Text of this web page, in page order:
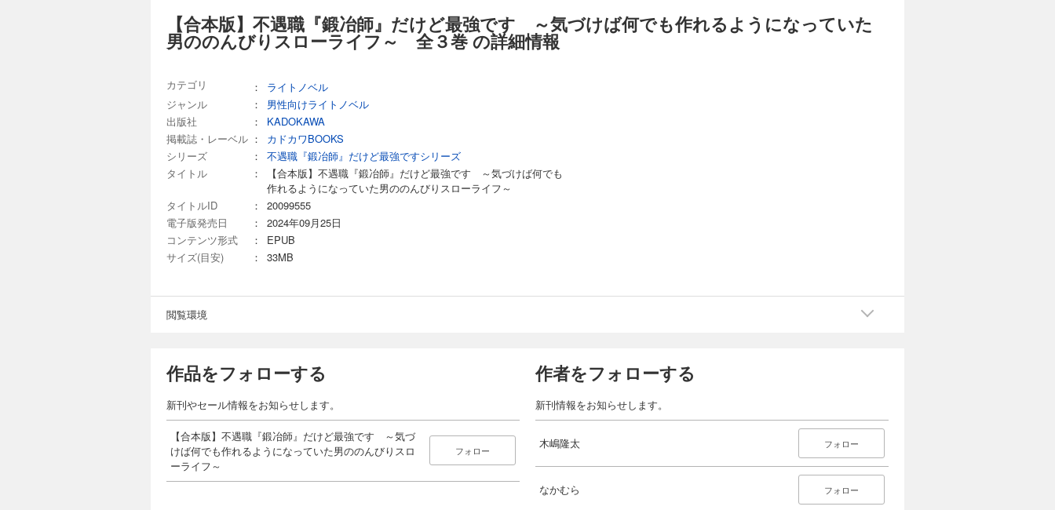
【合本版】不遇職『鍛冶師』だけど最強です ～気づけば何でも作れるようになっていた
男ののんびりスローライフ～ 全３巻 の詳細情報
カテゴリ ：
ライトノベル
ジャンル
：
男性向けライトノベル
出版社
：
KADOKAWA
掲載誌・レーベル ：
カドカワBOOKS
シリーズ
：
不遇職『鍛冶師』だけど最強ですシリーズ
タイトル
：
【合本版】不遇職『鍛冶師』だけど最強です ～気づけば何でも
作れるようになっていた男ののんびりスローライフ～
タイトルID
：
20099555
電子版発売日
：
2024年09月25日
コンテンツ形式
：
EPUB
サイズ(目安)
： 33MB
閲覧環境
作品をフォローする
新刊やセール情報をお知らせします。
【合本版】不遇職『鍛冶師』だけど最強です ～気づ
けば何でも作れるようになっていた男ののんびりスロ
ーライフ～
フォロー
作者をフォローする
新刊情報をお知らせします。
木嶋隆太 フォロー
なかむら フォロー